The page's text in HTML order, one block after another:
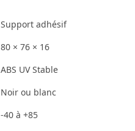
Support adhésif
80 × 76 × 16
ABS UV Stable
Noir ou blanc
-40 à +85